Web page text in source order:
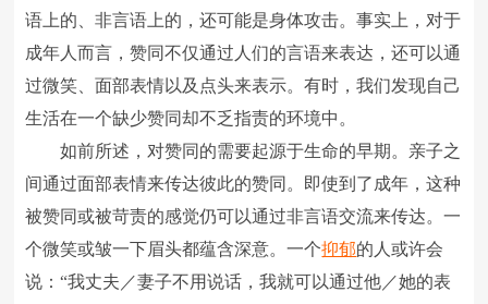
语上的、非言语上的，还可能是身体攻击。事实上，对于
成年人而言，赞同不仅通过人们的言语来表达，还可以通
过微笑、面部表情以及点头来表示。有时，我们发现自己
生活在一个缺少赞同却不乏指责的环境中。
如前所述，对赞同的需要起源于生命的早期。亲子之
间通过面部表情来传达彼此的赞同。即使到了成年，这种
被赞同或被苛责的感觉仍可以通过非言语交流来传达。一
个微笑或皱一下眉头都蕴含深意。一个抑郁的人或许会
说：“我丈夫／妻子不用说话，我就可以通过他／她的表